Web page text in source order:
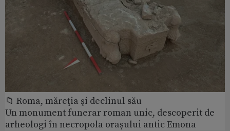
📁 Roma, măreţia şi declinul său
Un monument funerar roman unic, descoperit de
arheologi în necropola orașului antic Emona